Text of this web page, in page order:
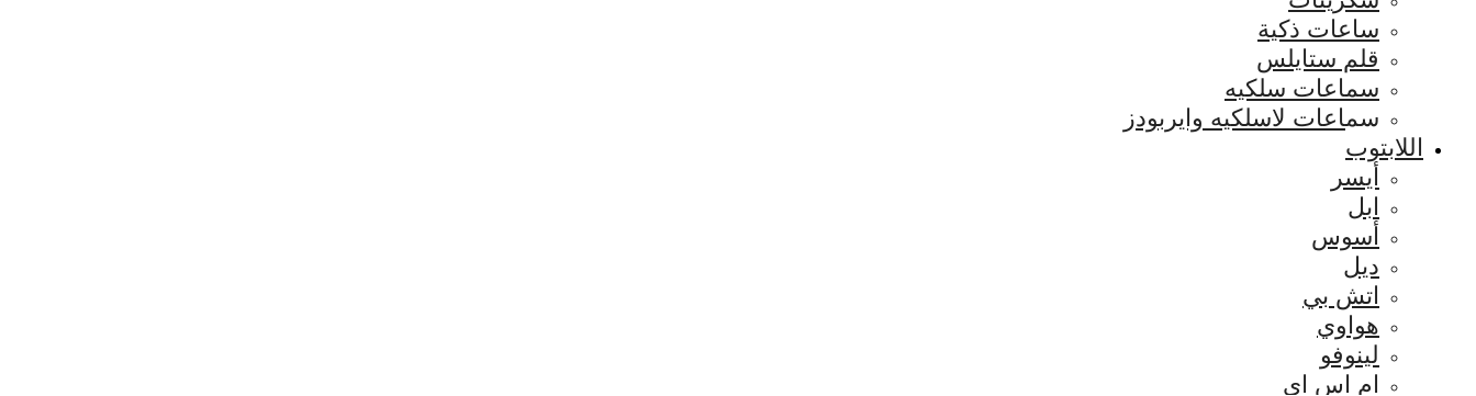
ساعات ذكية
قلم ستايلس
سماعات سلكيه
سماعات لاسلكيه وايربودز
اللابتوب
أيسر
ابل
أسوس
ديل
اتش بي
هواوي
لينوفو
ام اس اي